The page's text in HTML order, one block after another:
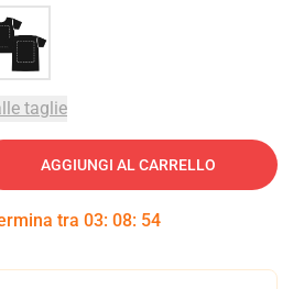
taglie
AGGIUNGI AL CARRELLO
tra 03: 08: 53